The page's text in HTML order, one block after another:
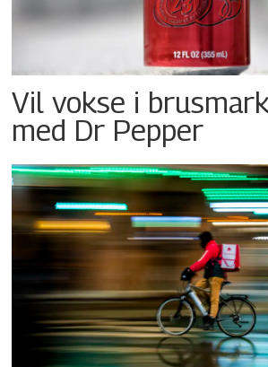
Vil vokse i
med Dr Pepper